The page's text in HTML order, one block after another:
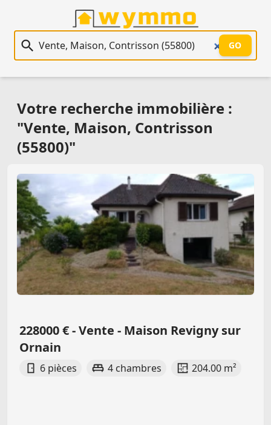
Recherche immobilière
GO
Votre recherche immobilière :
"Vente, Maison, Contrisson
(55800)"
228000 € - Vente - Maison Revigny sur
Ornain
6 pièces 4 chambres 204.00 m²